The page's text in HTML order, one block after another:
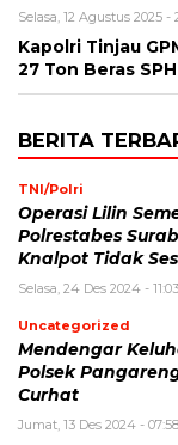
Selasa, 12 Agustus 2025 -
Kapolri Tinjau
27 Ton Beras
BERITA
TNI/Polri
Operasi Lilin
Polrestabes
Knalpot Tidak
Selasa, 24 Des 2024 -
Uncategorized
Mendengar
Polsek
Curhat
Jumat, 13 Des 2024 -